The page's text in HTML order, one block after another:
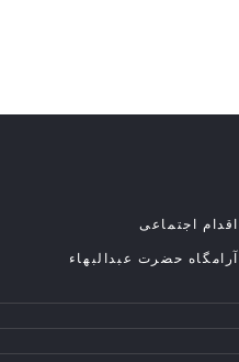
اقدام اجتماعی
آرامگاه حضرت عبدالبهاء